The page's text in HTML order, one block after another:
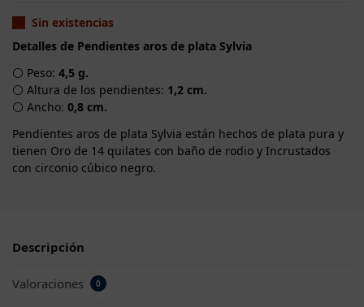
Sin existencias
Detalles de Pendientes aros de plata Sylvia
⚪ Peso: 4,5 g.
⚪ Altura de los pendientes: 1,2 cm.
⚪ Ancho: 0,8 cm.
Pendientes aros de plata Sylvia están hechos de plata pura y
tienen Oro de 14 quilates con baño de rodio y Incrustados
con circonio cúbico negro.
Descripción
Valoraciones 0